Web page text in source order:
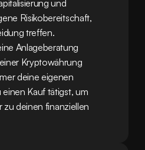
und
Risikobereitschaft,
treffen.
Anlageberatung
Kryptowährung
deine eigenen
Kauf tätigst, um
zu deinen finanziellen